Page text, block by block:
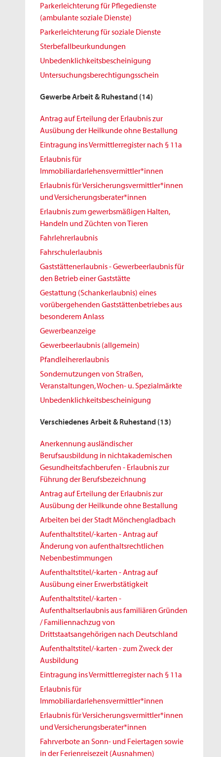
Parkerleichterung für Pflegedienste
(ambulante soziale Dienste)
Parkerleichterung für soziale Dienste
Sterbefallbeurkundungen
Unbedenklichkeitsbescheinigung
Untersuchungsberechtigungsschein
Gewerbe Arbeit & Ruhestand (14)
Antrag auf Erteilung der Erlaubnis zur
Ausübung der Heilkunde ohne Bestallung
Eintragung ins Vermittlerregister nach § 11a
Erlaubnis für
Immobiliardarlehensvermittler*innen
Erlaubnis für Versicherungsvermittler*innen
und Versicherungsberater*innen
Erlaubnis zum gewerbsmäßigen Halten,
Handeln und Züchten von Tieren
Fahrlehrerlaubnis
Fahrschulerlaubnis
Gaststättenerlaubnis - Gewerbeerlaubnis für
den Betrieb einer Gaststätte
Gestattung (Schankerlaubnis) eines
vorübergehenden Gaststättenbetriebes aus
besonderem Anlass
Gewerbeanzeige
Gewerbeerlaubnis (allgemein)
Pfandleihererlaubnis
Sondernutzungen von Straßen,
Veranstaltungen, Wochen- u. Spezialmärkte
Unbedenklichkeitsbescheinigung
Verschiedenes Arbeit & Ruhestand (13)
Anerkennung ausländischer
Berufsausbildung in nichtakademischen
Gesundheitsfachberufen - Erlaubnis zur
Führung der Berufsbezeichnung
Antrag auf Erteilung der Erlaubnis zur
Ausübung der Heilkunde ohne Bestallung
Arbeiten bei der Stadt Mönchengladbach
Aufenthaltstitel/-karten - Antrag auf
Änderung von aufenthaltsrechtlichen
Nebenbestimmungen
Aufenthaltstitel/-karten - Antrag auf
Ausübung einer Erwerbstätigkeit
Aufenthaltstitel/-karten -
Aufenthaltserlaubnis aus familiären Gründen
/ Familiennachzug von
Drittstaatsangehörigen nach Deutschland
Aufenthaltstitel/-karten - zum Zweck der
Ausbildung
Eintragung ins Vermittlerregister nach § 11a
Erlaubnis für
Immobiliardarlehensvermittler*innen
Erlaubnis für Versicherungsvermittler*innen
und Versicherungsberater*innen
Fahrverbote an Sonn- und Feiertagen sowie
in der Ferienreisezeit (Ausnahmen)